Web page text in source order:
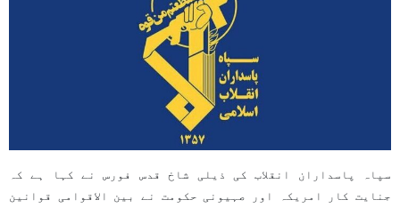
سپاہ پاسداران انقلاب کی ذیلی شاخ قدس فورس نے کہا ہے کہ
جنایت کار امریکہ اور صہیونی حکومت نے بین الاقوامی قوانین